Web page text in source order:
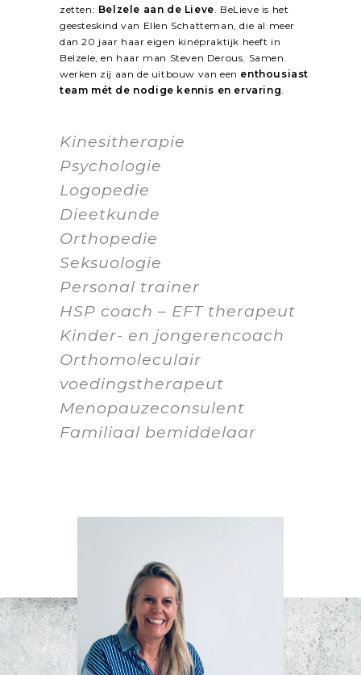
zetten: Belzele aan de Lieve . BeLieve is het
geesteskind van Ellen Schatteman, die al meer
dan 20 jaar haar eigen kinépraktijk heeft in
Belzele, en haar man Steven Derous. Samen
werken zij aan de uitbouw van een enthousiast
team mét de nodige kennis en ervaring
Kinesitherapie
Psychologie
Logopedie
Dieetkunde
Orthopedie
Seksuologie
Personal trainer
HSP coach – EFT therapeut
Kinder- en jongerencoach
Orthomoleculair
voedingstherapeut
Menopauzeconsulent
Familiaal bemiddelaar